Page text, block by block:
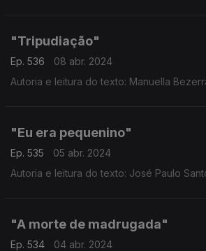
"Tripudiação"
Ep. 536
08 abr. 2024
Autoria e leitura do texto: Manuella
"Eu era pequenino"
Ep. 535
05 abr. 2024
Autoria e leitura do texto: José Paulo
"A morte de madrugada"
Ep. 534
04 abr. 2024